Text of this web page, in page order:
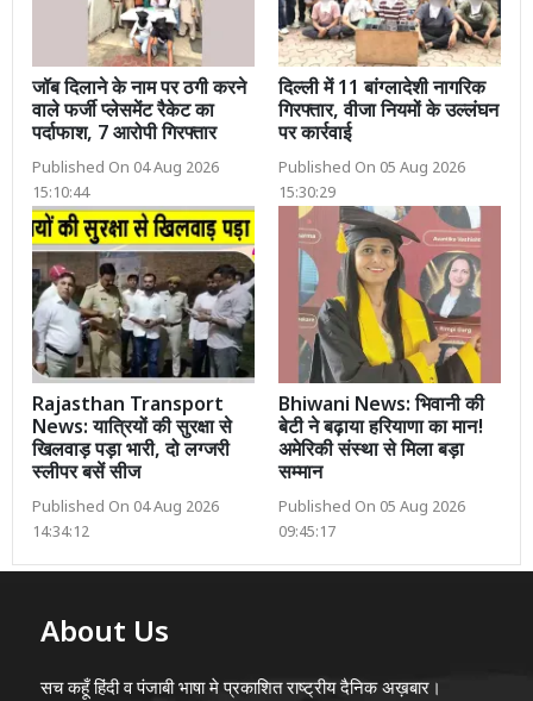
जॉब दिलाने के नाम पर ठगी करने
वाले फर्जी प्लेसमेंट रैकेट का
पर्दाफाश, 7 आरोपी गिरफ्तार
Published On 04 Aug 2026
15:10:44
दिल्ली में 11 बांग्लादेशी नागरिक
गिरफ्तार, वीजा नियमों के उल्लंघन
पर कार्रवाई
Published On 05 Aug 2026
15:30:29
Rajasthan Transport
News: यात्रियों की सुरक्षा से
खिलवाड़ पड़ा भारी, दो लग्जरी
स्लीपर बसें सीज
Published On 04 Aug 2026
14:34:12
Bhiwani News: भिवानी की
बेटी ने बढ़ाया हरियाणा का मान!
अमेरिकी संस्था से मिला बड़ा
सम्मान
Published On 05 Aug 2026
09:45:17
About Us
सच कहूँ हिंदी व पंजाबी भाषा मे प्रकाशित राष्ट्रीय दैनिक अख़बार।